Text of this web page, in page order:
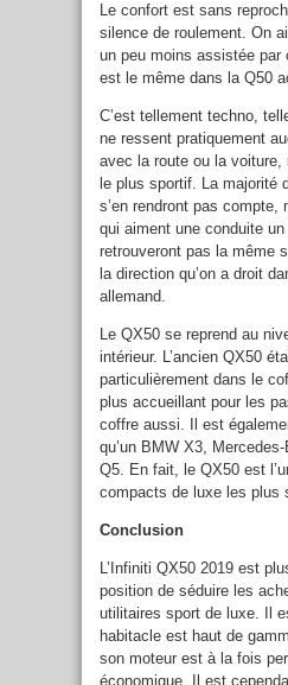
Le confort est sans
silence de roulement. On
un peu moins assistée par
est le même dans la Q50
C’est tellement techno,
ne ressent pratiquement
avec la route ou la voiture,
le plus sportif. La majorité
s’en rendront pas compte,
qui aiment une conduite
retrouveront pas la même
la direction qu’on a droit
allemand.
Le QX50 se reprend au
intérieur. L’ancien QX50
particulièrement dans le
plus accueillant pour les
coffre aussi. Il est
qu’un BMW X3,
Q5. En fait, le QX50 est
compacts de luxe les plus
Conclusion
L’Infiniti QX50 2019 est
position de séduire les
utilitaires sport de luxe. Il
habitacle est haut de
son moteur est à la fois
économique. Il est